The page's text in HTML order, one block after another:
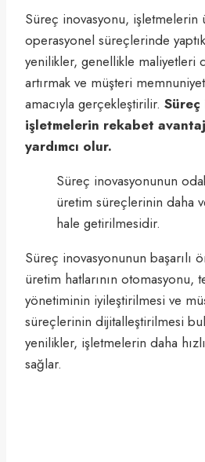
Süreç inovasyonu, işletmelerin
operasyonel süreçlerinde
yenilikler, genellikle maliyetleri
artırmak ve müşteri
amacıyla gerçekleştirilir.
işletmelerin rekabet
yardımcı olur.
Süreç inovasyonunun
üretim süreçlerinin daha
hale getirilmesidir.
Süreç inovasyonunun başarılı
üretim hatlarının otomasyonu,
yönetiminin iyileştirilmesi ve
süreçlerinin dijitalleştirilmesi
yenilikler, işletmelerin daha
sağlar.